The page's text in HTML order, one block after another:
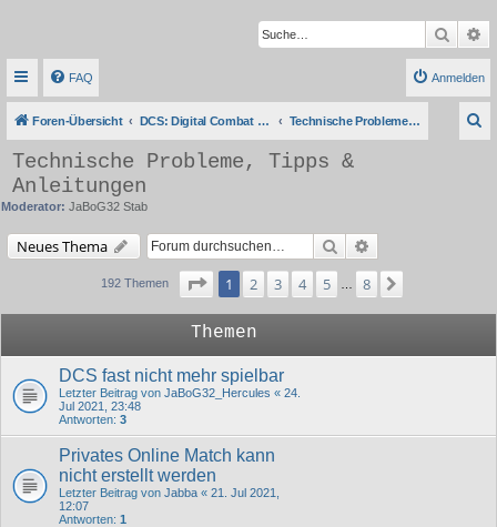
Suche
FAQ Anmelden
Foren-Übersicht DCS: Digital Combat Simulator Series Technische Probleme, Tipps & Anleitungen
Technische Probleme, Tipps &
Anleitungen
Moderator: JaBoG32 Stab
Neues Thema Suche
192 Themen Seite von
1 2 3 4 5 8
Themen
DCS fast nicht mehr spielbar
Letzter Beitrag von JaBoG32_Hercules « 24.
Jul 2021, 23:48
Antworten: 3
Privates Online Match kann
nicht erstellt werden
Letzter Beitrag von Jabba « 21. Jul 2021,
12:07
Antworten: 1